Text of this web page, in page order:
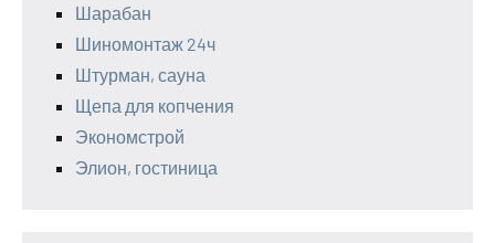
Шарабан
Шиномонтаж 24ч
Штурман, сауна
Щепа для копчения
Экономстрой
Элион, гостиница